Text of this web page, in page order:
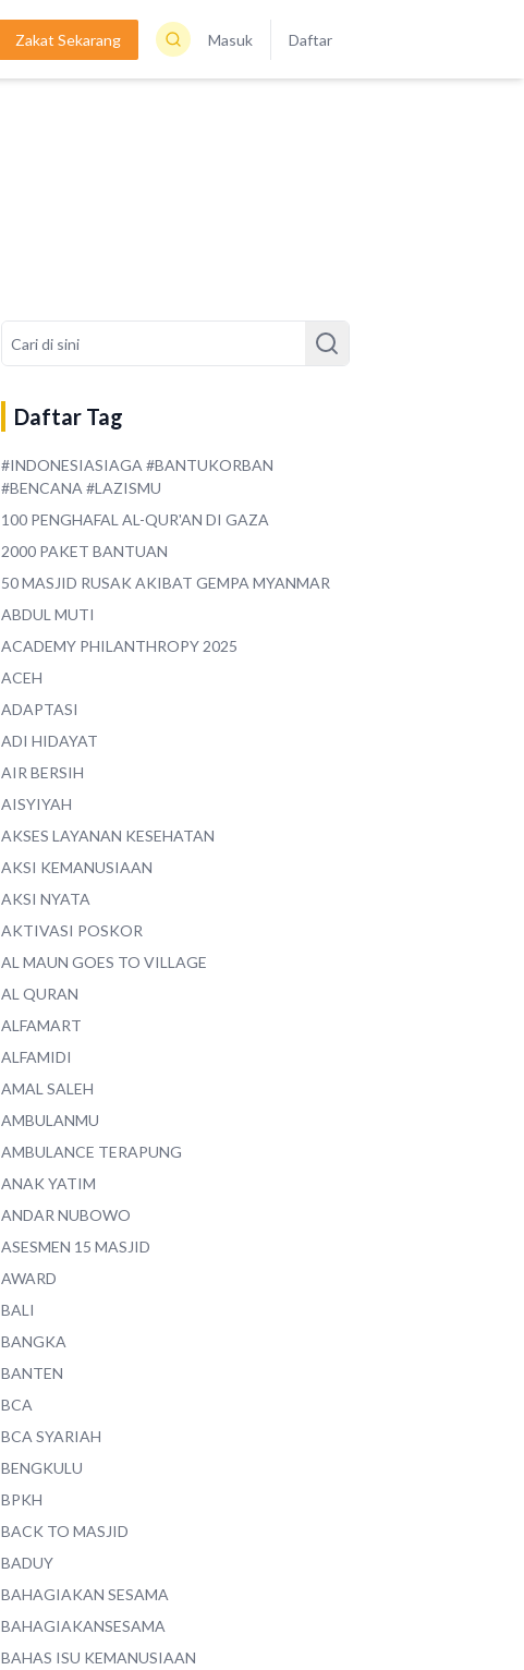
Zakat Sekarang Masuk Daftar
Daftar Tag
#INDONESIASIAGA #BANTUKORBAN
#BENCANA #LAZISMU
100 PENGHAFAL AL-QUR'AN DI GAZA
2000 PAKET BANTUAN
50 MASJID RUSAK AKIBAT GEMPA MYANMAR
ABDUL MUTI
ACADEMY PHILANTHROPY 2025
ACEH
ADAPTASI
ADI HIDAYAT
AIR BERSIH
AISYIYAH
AKSES LAYANAN KESEHATAN
AKSI KEMANUSIAAN
AKSI NYATA
AKTIVASI POSKOR
AL MAUN GOES TO VILLAGE
AL QURAN
ALFAMART
ALFAMIDI
AMAL SALEH
AMBULANMU
AMBULANCE TERAPUNG
ANAK YATIM
ANDAR NUBOWO
ASESMEN 15 MASJID
AWARD
BALI
BANGKA
BANTEN
BCA
BCA SYARIAH
BENGKULU
BPKH
BACK TO MASJID
BADUY
BAHAGIAKAN SESAMA
BAHAGIAKANSESAMA
BAHAS ISU KEMANUSIAAN